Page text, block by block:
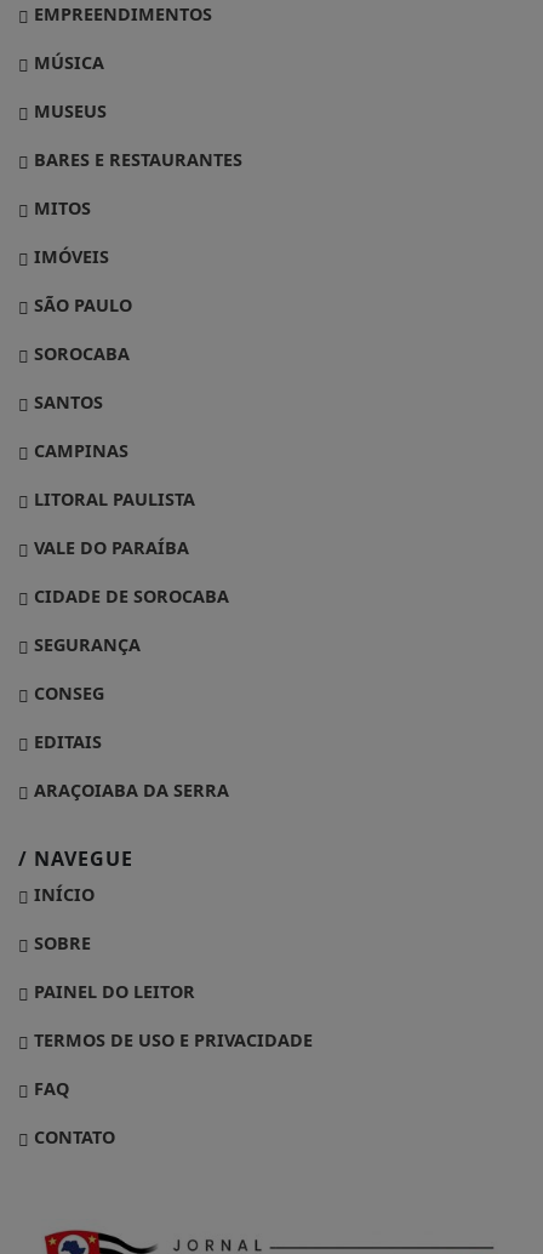
EMPREENDIMENTOS
MÚSICA
MUSEUS
BARES E RESTAURANTES
MITOS
IMÓVEIS
SÃO PAULO
SOROCABA
SANTOS
CAMPINAS
LITORAL PAULISTA
VALE DO PARAÍBA
CIDADE DE SOROCABA
SEGURANÇA
CONSEG
EDITAIS
ARAÇOIABA DA SERRA
/ NAVEGUE
INÍCIO
SOBRE
PAINEL DO LEITOR
TERMOS DE USO E PRIVACIDADE
FAQ
CONTATO